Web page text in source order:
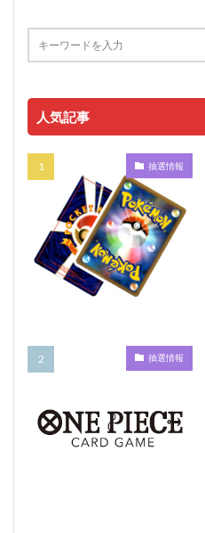
人気記事
抽選情報
抽選情報